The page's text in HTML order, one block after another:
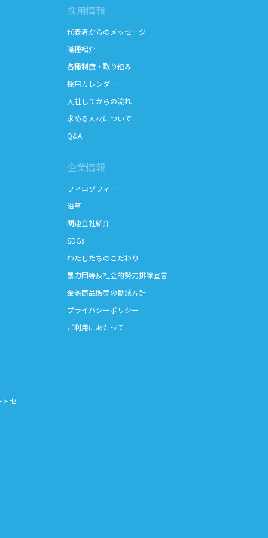
トセ
採用情報
代表者からのメッセージ
職種紹介
各種制度・取り組み
採用カレンダー
入社してからの流れ
求める人材について
Q&A
企業情報
フィロソフィー
沿革
関連会社紹介
SDGs
わたしたちのこだわり
暴力団等反社会的勢力排除宣言
金融商品販売の勧誘方針
プライバシーポリシー
ご利用にあたって